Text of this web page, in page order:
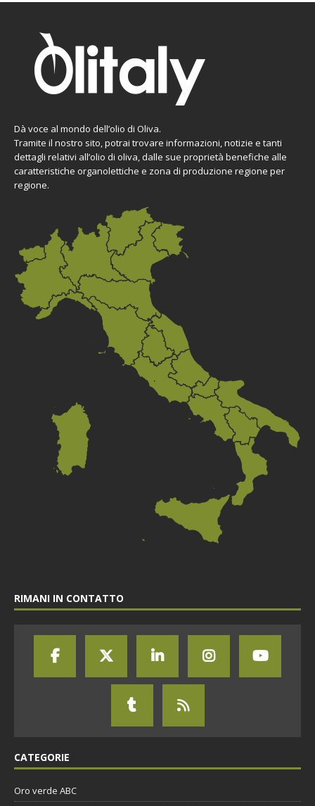
Dà voce al mondo dell’olio di Oliva.
Tramite il nostro sito, potrai trovare informazioni, notizie e tanti
dettagli relativi all’olio di oliva, dalle sue proprietà benefiche alle
caratteristiche organolettiche e zona di produzione regione per
regione.
RIMANI IN CONTATTO
CATEGORIE
Oro verde ABC